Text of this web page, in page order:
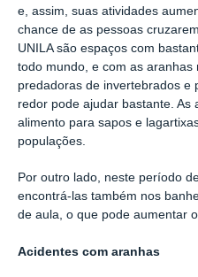
e, assim, suas atividades
chance de as pessoas
UNILA são espaços com
todo mundo, e com as
predadoras de invertebrados e
redor pode ajudar bastante. As
alimento para sapos e
populações.
Por outro lado, neste período
encontrá-las também nos
de aula, o que pode aumentar
Acidentes com aranhas